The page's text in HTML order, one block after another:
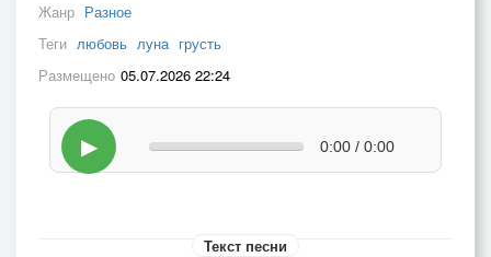
Жанр Разное
Теги любовь луна грусть
Размещено 05.07.2026 22:24
▶ 0:00 / 0:00
Текст песни